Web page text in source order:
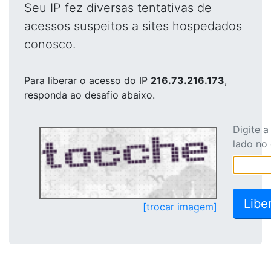
Seu IP fez diversas tentativas de
acessos suspeitos a sites hospedados
conosco.
Para liberar o acesso do IP 216.73.216.173,
responda ao desafio abaixo.
[trocar imagem]
Digite
lado no